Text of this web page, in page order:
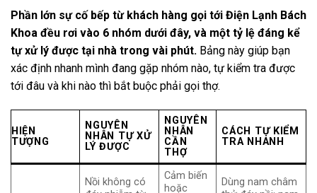
Phần lớn sự cố bếp từ khách hàng gọi tới Điện Lạnh Bách
Khoa đều rơi vào 6 nhóm dưới đây, và một tỷ lệ đáng kể
tự xử lý được tại nhà trong vài phút. Bảng này giúp bạn
xác định nhanh mình đang gặp nhóm nào, tự kiểm tra được
tới đâu và khi nào thì bắt buộc phải gọi thợ.
HIỆN
TƯỢNG
NGUYÊN
NHÂN TỰ XỬ
LÝ ĐƯỢC
NGUYÊN
NHÂN
CẦN
THỢ
CÁCH TỰ KIỂM
TRA NHANH
Nồi không có
Cảm biến
hoặc
Dùng nam châm